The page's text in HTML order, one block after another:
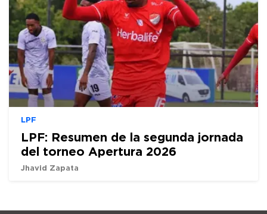
LPF
LPF: Resumen de la segunda jornada
del torneo Apertura 2026
Jhavid Zapata